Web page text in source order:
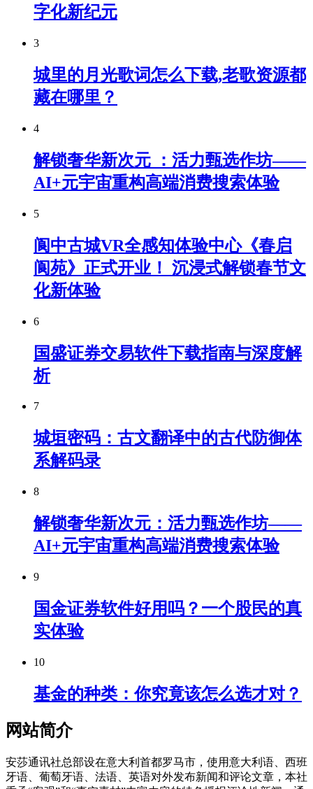
字化新纪元
3
城里的月光歌词怎么下载,老歌资源都
藏在哪里？
4
解锁奢华新次元 ：活力甄选作坊——
AI+元宇宙重构高端消费搜索体验
5
阆中古城VR全感知体验中心《春启
阆苑》正式开业！ 沉浸式解锁春节文
化新体验
6
国盛证券交易软件下载指南与深度解
析
7
城垣密码：古文翻译中的古代防御体
系解码录
8
解锁奢华新次元：活力甄选作坊——
AI+元宇宙重构高端消费搜索体验
9
国金证券软件好用吗？一个股民的真
实体验
10
基金的种类：你究竟该怎么选才对？
网站简介
安莎通讯社总部设在意大利首都罗马市，使用意大利语、西班
牙语、葡萄牙语、法语、英语对外发布新闻和评论文章，本社